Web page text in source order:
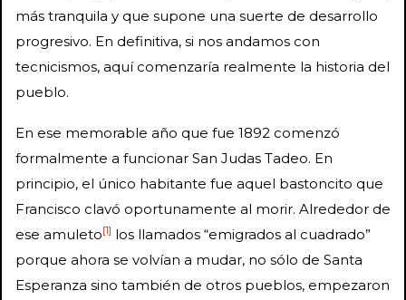
más tranquila y que supone una suerte de desarrollo
progresivo. En definitiva, si nos andamos con
tecnicismos, aquí comenzaría realmente la historia del
pueblo.
En ese memorable año que fue 1892 comenzó
formalmente a funcionar San Judas Tadeo. En
principio, el único habitante fue aquel bastoncito que
Francisco clavó oportunamente al morir. Alrededor de
ese amuleto[1] los llamados “emigrados al cuadrado”
porque ahora se volvían a mudar, no sólo de Santa
Esperanza sino también de otros pueblos, empezaron